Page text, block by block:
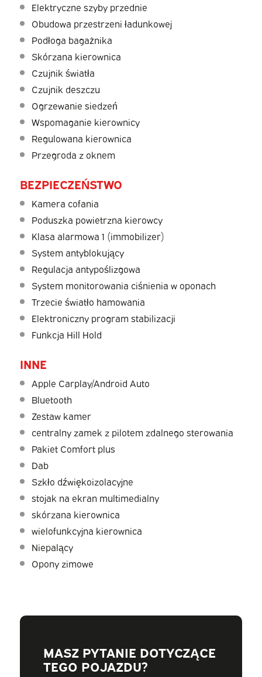
Elektryczne szyby przednie
Obudowa przestrzeni ładunkowej
Podłoga bagażnika
Skórzana kierownica
Czujnik światła
Czujnik deszczu
Ogrzewanie siedzeń
Wspomaganie kierownicy
Regulowana kierownica
Przegroda z oknem
BEZPIECZEŃSTWO
Kamera cofania
Poduszka powietrzna kierowcy
Klasa alarmowa 1 (immobilizer)
System antyblokujący
Regulacja antypoślizgowa
System monitorowania ciśnienia w oponach
Trzecie światło hamowania
Elektroniczny program stabilizacji
Funkcja Hill Hold
INNE
Apple Carplay/Android Auto
Bluetooth
Zestaw kamer
centralny zamek z pilotem zdalnego sterowania
Pakiet Comfort plus
Dab
Szkło dźwiękoizolacyjne
stojak na ekran multimedialny
skórzana kierownica
wielofunkcyjna kierownica
Niepalący
Opony zimowe
MASZ PYTANIE DOTYCZĄCE
TEGO POJAZDU?